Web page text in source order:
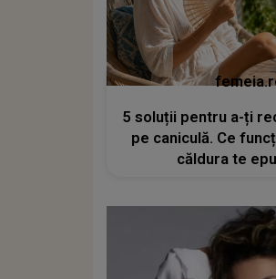
5 soluții pentru a-ți
pe caniculă. Ce
căldura te